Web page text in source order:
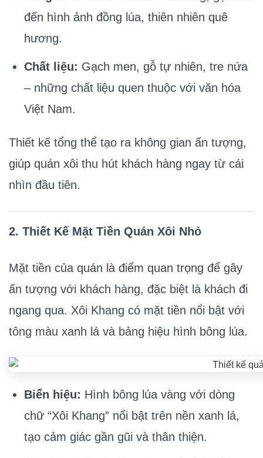
đến hình ảnh đồng lúa, thiên nhiên quê
hương.
Chất liệu: Gạch men, gỗ tự nhiên, tre nứa
– những chất liệu quen thuộc với văn hóa
Việt Nam.
Thiết kế tổng thể tạo ra không gian ấn tượng,
giúp quán xôi thu hút khách hàng ngay từ cái
nhìn đầu tiên.
2. Thiết Kế Mặt Tiền Quán Xôi Nhỏ
Mặt tiền của quán là điểm quan trọng để gây
ấn tượng với khách hàng, đặc biệt là khách đi
ngang qua. Xôi Khang có mặt tiền nổi bật với
tông màu xanh lá và bảng hiệu hình bông lúa.
Biển hiệu: Hình bông lúa vàng với dòng
chữ “Xôi Khang” nổi bật trên nền xanh lá,
tạo cảm giác gần gũi và thân thiện.